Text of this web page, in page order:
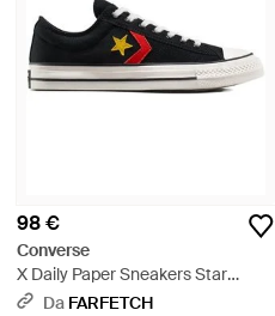
98 €
Converse
X Daily Paper Sneakers Star
Player 76' - Nero
Da FARFETCH